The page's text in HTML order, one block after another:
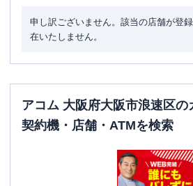
営業時間
平日：9:00-21:00
日祝：-
ATM ✕
✕
大阪府大阪市浪速
申し訳ございません。該当の店舗が登
在いたしません。
アコム 大阪府大阪市浪速区の
契約機・店舗・ATMを検索